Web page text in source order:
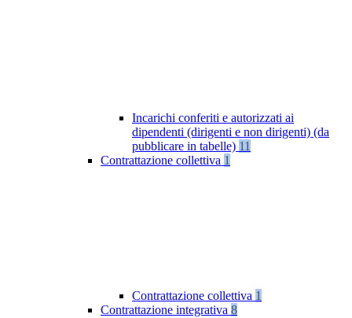
Incarichi conferiti e autorizzati ai
dipendenti (dirigenti e non dirigenti) (da
pubblicare in tabelle) 11
Contrattazione collettiva 1
Contrattazione collettiva 1
Contrattazione integrativa 8